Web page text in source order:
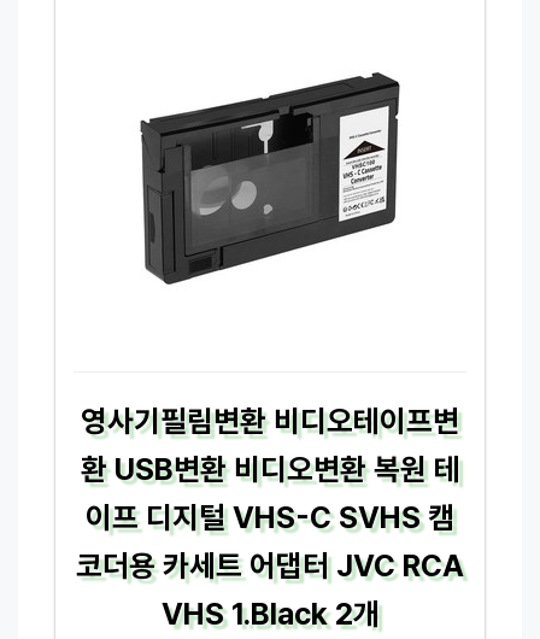
영사기필림변환 비디오테이프변
환 USB변환 비디오변환 복원 테
이프 디지털 VHS-C SVHS 캠
코더용 카세트 어댑터 JVC RCA
VHS 1.Black 2개